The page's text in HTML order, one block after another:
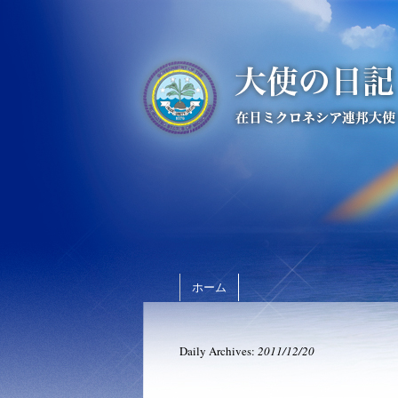
ホーム
Daily Archives: 2011/12/20